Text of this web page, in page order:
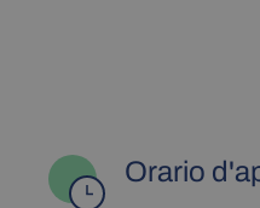
Orario